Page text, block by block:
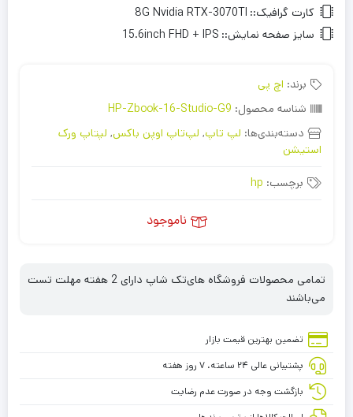
کارت گرافیک:: 8G Nvidia RTX-3070TI
سایز صفحه نمایش:: 15.6inch FHD + IPS
برند: اچ پی
شناسه محصول: HP-Zbook-16-Studio-G9
دسته‌بندی‌ها: لپ تاپ, لپ‌تاپ اوپن باکس, لپتاپ ورک
استیشن
برچسب: hp
ناموجود
تمامی محصولات فروشگاه های‌تک شاپ دارای 2 هفته مهلت تست
می‌باشند
تضمین بهترین قیمت بازار
پشتیبانی عالی ۲۴ ساعته، ۷ روز هفته
بازگشت وجه در صورت عدم رضایت